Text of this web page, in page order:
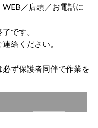
／店頭／お電話に
です。
絡ください。
ず保護者同伴で作業を